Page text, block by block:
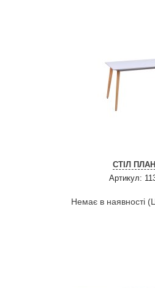
СТІЛ
Артикул:
Немає в наявності